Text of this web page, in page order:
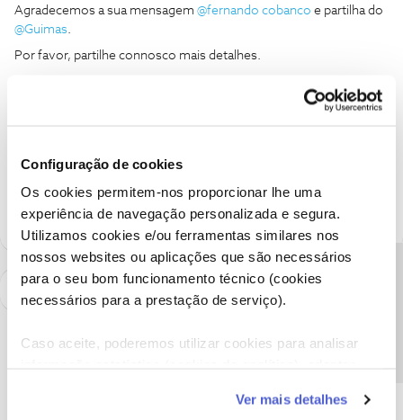
Configuração de cookies
Os cookies permitem-nos proporcionar lhe uma
experiência de navegação personalizada e segura.
Utilizamos cookies e/ou ferramentas similares nos
nossos websites ou aplicações que são necessários
para o seu bom funcionamento técnico (cookies
necessários para a prestação de serviço).
Caso aceite, poderemos utilizar cookies para analisar
funcionalidades (cookies de personalização e
Ver mais detalhes
Agradecemos a sua mensagem ​ @fernando cobanco e partilha do ​
@Guimas.
Por favor, partilhe connosco mais detalhes.
como "Melhor Resposta" e faça "Like" nos melhores comentários.
Siga os perfis da moderação, através da opção "Seguir", para estar
sempre a par das ultimas novidades.